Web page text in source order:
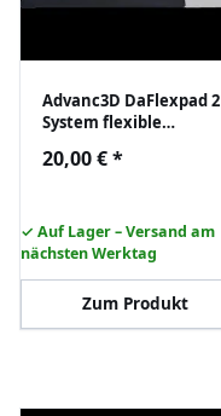
Advanc3D DaFlexpad 2
System flexible
Magnetfolie
20,00 €*
✓ Auf Lager – Versand am
nächsten Werktag
Zum Produkt